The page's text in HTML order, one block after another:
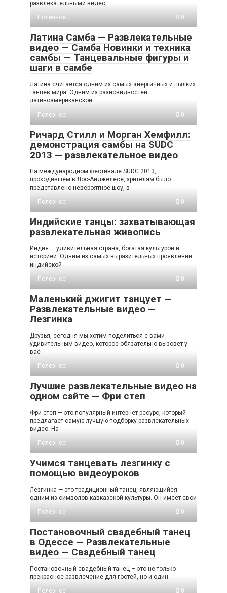
развлекательными видео,
Полезное
0
Латина Самба — Развлекательные
видео — Самба Новинки и техника
самбы — Танцевальные фигуры и
шаги в самбе
Латина считается одним из самых энергичных и пылких
танцев мира. Одним из разновидностей
латиноамериканской
Полезное
0
Ричард Стилл и Морган Хемфилл:
демонстрация самбы на SUDC
2013 — развлекательное видео
На международном фестивале SUDC 2013,
проходившем в Лос-Анджелесе, зрителям было
представлено невероятное шоу, в
Полезное
0
Индийские танцы: захватывающая
развлекательная живопись
Индия — удивительная страна, богатая культурой и
историей. Одним из самых выразительных проявлений
индийской
Полезное
0
Маленький джигит танцует —
Развлекательные видео —
Лезгинка
Друзья, сегодня мы хотим поделиться с вами
удивительным видео, которое обязательно вызовет у
вас
Полезное
0
Лучшие развлекательные видео на
одном сайте — Фри степ
Фри степ — это популярный интернет-ресурс, который
предлагает самую лучшую подборку развлекательных
видео. На
Полезное
0
Учимся танцевать лезгинку с
помощью видеоуроков
Лезгинка — это традиционный танец, являющийся
одним из символов кавказской культуры. Он имеет свои
Полезное
0
Постановочный свадебный танец
в Одессе — Развлекательные
видео — Свадебный танец
Постановочный свадебный танец – это не только
прекрасное развлечение для гостей, но и один
Полезное
0